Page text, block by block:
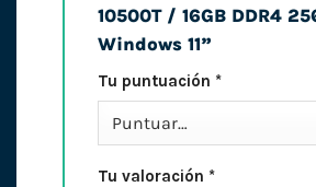
10500T / 16GB DDR4
Windows 11”
Tu puntuación *
Tu valoración *